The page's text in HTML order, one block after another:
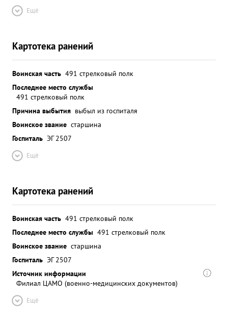
Ещё
Картотека ранений
Воинская часть 491 стрелковый полк
Последнее место службы
491 стрелковый полк
Причина выбытия выбыл из госпиталя
Воинское звание старшина
Госпиталь ЭГ 2507
Ещё
Картотека ранений
Воинская часть 491 стрелковый полк
Последнее место службы 491 стрелковый полк
Воинское звание старшина
Госпиталь ЭГ 2507
Источник информации
Филиал ЦАМО (военно-медицинских документов)
Ещё